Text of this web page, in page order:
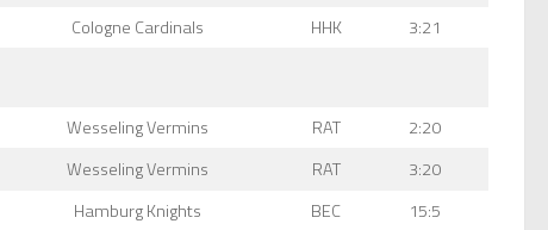
Cologne Cardinals HHK
3:21
Wesseling Vermins RAT
2:20
Wesseling Vermins RAT
3:20
Hamburg Knights BEC
15:5